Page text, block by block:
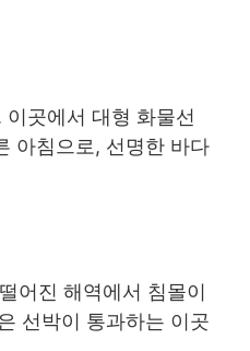
곳에서 대형 화물선
아침으로, 선명한 바다
어진 해역에서 침몰이
선박이 통과하는 이곳